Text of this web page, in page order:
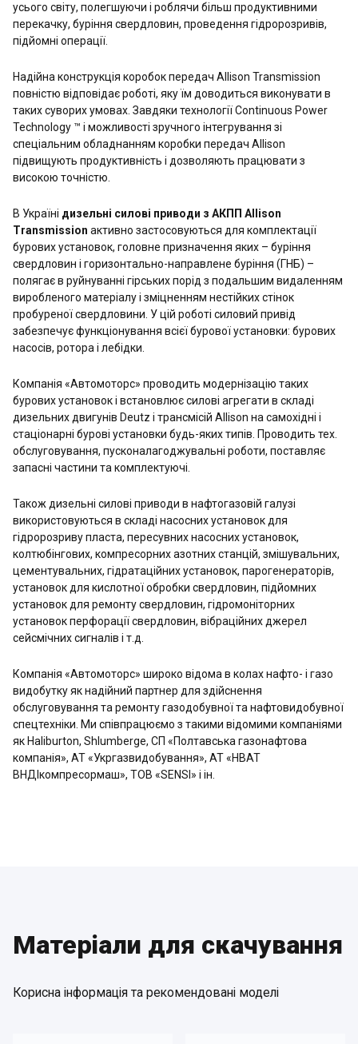
усього світу, полегшуючи і роблячи більш продуктивними
перекачку, буріння свердловин, проведення гідророзривів,
підйомні операції.
Надійна конструкція коробок передач Allison Transmission
повністю відповідає роботі, яку їм доводиться виконувати в
таких суворих умовах. Завдяки технології Continuous Power
Technology ™ і можливості зручного інтегрування зі
спеціальним обладнанням коробки передач Allison
підвищують продуктивність і дозволяють працювати з
високою точністю.
В Україні дизельні силові приводи з АКПП Allison
Transmission активно застосовуються для комплектації
бурових установок, головне призначення яких – буріння
свердловин і горизонтально-направлене буріння (ГНБ) –
полягає в руйнуванні гірських порід з подальшим видаленням
виробленого матеріалу і зміцненням нестійких стінок
пробуреної свердловини. У цій роботі силовий привід
забезпечує функціонування всієї бурової установки: бурових
насосів, ротора і лебідки.
Компанія «Автомоторс» проводить модернізацію таких
бурових установок і встановлює силові агрегати в складі
дизельних двигунів Deutz і трансмісій Allison на самохідні і
стаціонарні бурові установки будь-яких типів. Проводить тех.
обслуговування, пусконалагоджувальні роботи, поставляє
запасні частини та комплектуючі.
Також дизельні силові приводи в нафтогазовій галузі
використовуються в складі насосних установок для
гідророзриву пласта, пересувних насосних установок,
колтюбінгових, компресорних азотних станцій, змішувальних,
цементувальних, гідратаційних установок, парогенераторів,
установок для кислотної обробки свердловин, підйомних
установок для ремонту свердловин, гідромоніторних
установок перфорації свердловин, вібраційних джерел
сейсмічних сигналів і т.д.
Компанія «Автомоторс» широко відома в колах нафто- і газо
видобутку як надійний партнер для здійснення
обслуговування та ремонту газодобувної та нафтовидобувної
спецтехніки. Ми співпрацюємо з такими відомими компаніями
як Haliburton, Shlumberge, СП «Полтавська газонафтова
компанія», АТ «Укргазвидобування», АТ «НВАТ
ВНДІкомпресормаш», ТОВ «SENSI» і ін.
Матеріали для скачування
Корисна інформація та рекомендовані моделі